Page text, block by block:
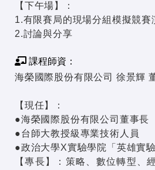
【下午場】：
1.有限賽局的現場分組模擬競賽
2.討論與分享
課程師資：
海榮國際股份有限公司 徐景輝
【現任】：
●海榮國際股份有限公司董事長
●台師大教授級專業技術人員
●政治大學X實驗學院「英雄實
【專長】：策略、數位轉型、